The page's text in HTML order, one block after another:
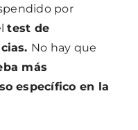
por
test de
No hay que
más
específico en la